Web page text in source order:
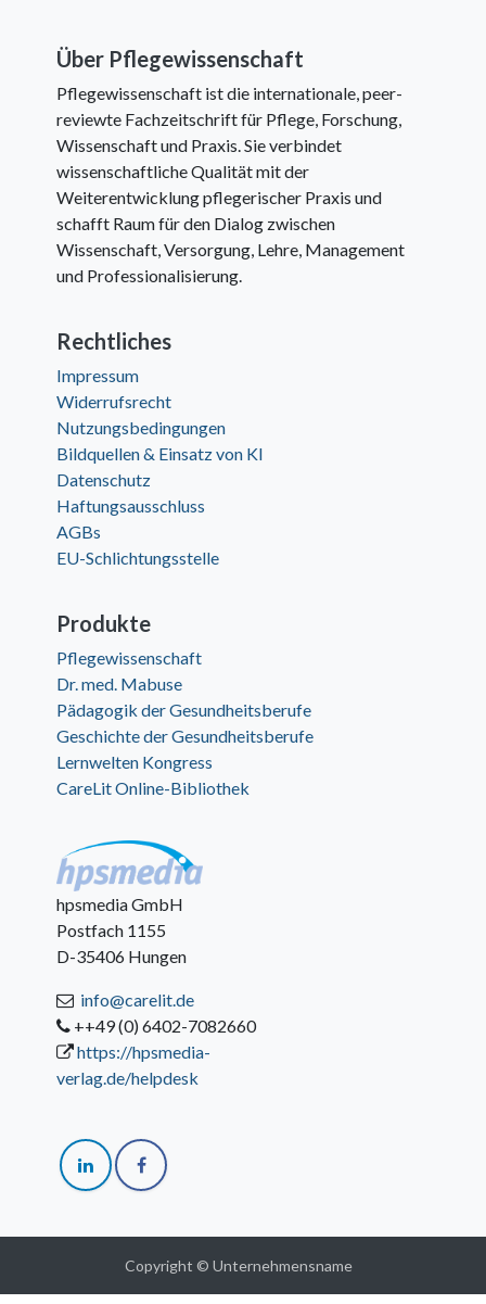
Über Pflegewissenschaft
Pflegewissenschaft ist die internationale, peer-
reviewte Fachzeitschrift für Pflege, Forschung,
Wissenschaft und Praxis. Sie verbindet
wissenschaftliche Qualität mit der
Weiterentwicklung pflegerischer Praxis und
schafft Raum für den Dialog zwischen
Wissenschaft, Versorgung, Lehre, Management
und Professionalisierung.
Rechtliches
Impressum
Widerrufsrecht
Nutzungsbedingungen
Bildquellen & Einsatz von KI
Datenschutz
Haftungsausschluss
AGBs
EU-Schlichtungsstelle
Produkte
Pflegewissenschaft
Dr. med. Mabuse
Pädagogik der Gesundheitsberufe
Geschichte der Gesundheitsberufe
Lernwelten Kongress
CareLit Online-Bibliothek
hpsmedia GmbH
Postfach 1155
D-35406 Hungen
info@carelit.de
++49 (0) 6402-7082660
https://hpsmedia-
verlag.de/helpdesk
Copyright © Unternehmensname